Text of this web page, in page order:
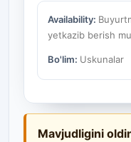
Availability:
yetkazib berish
Bo'lim: Uskunalar
Mavjudligini